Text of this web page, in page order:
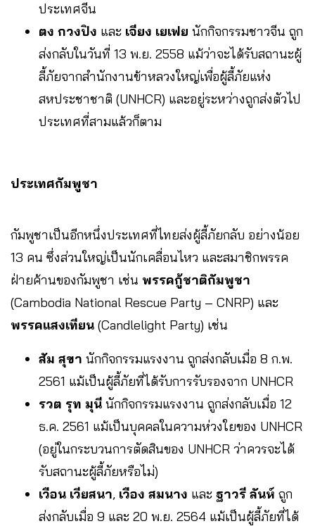
ประเทศจีน
ตง กวงปิง และ เจียง เยเฟย นักกิจกรรมชาวจีน ถูก
ส่งกลับในวันที่ 13 พ.ย. 2558 แม้ว่าจะได้รับสถานะผู้
ลี้ภัยจากสำนักงานข้าหลวงใหญ่เพื่อผู้ลี้ภัยแห่ง
สหประชาชาติ (UNHCR) และอยู่ระหว่างถูกส่งตัวไป
ประเทศที่สามแล้วก็ตาม
ประเทศกัมพูชา
กัมพูชาเป็นอีกหนึ่งประเทศที่ไทยส่งผู้ลี้ภัยกลับ อย่างน้อย
13 คน ซึ่งส่วนใหญ่เป็นนักเคลื่อนไหว และสมาชิกพรรค
ฝ่ายค้านของกัมพูชา เช่น พรรคกู้ชาติกัมพูชา
(Cambodia National Rescue Party – CNRP) และ
พรรคแสงเทียน (Candlelight Party) เช่น
สัม สุขา นักกิจกรรมแรงงาน ถูกส่งกลับเมื่อ 8 ก.พ.
2561 แม้เป็นผู้ลี้ภัยที่ได้รับการรับรองจาก UNHCR
รวต รุท มุนี นักกิจกรรมแรงงาน ถูกส่งกลับเมื่อ 12
ธ.ค. 2561 แม้เป็นบุคคลในความห่วงใยของ UNHCR
(อยู่ในกระบวนการตัดสินของ UNHCR ว่าควรจะได้
รับสถานะผู้ลี้ภัยหรือไม่)
เวือน เวียสนา, เวือง สมนาง และ ฐาวรี ลันห์ ถูก
ส่งกลับเมื่อ 9 และ 20 พ.ย. 2564 แม้เป็นผู้ลี้ภัยที่ได้